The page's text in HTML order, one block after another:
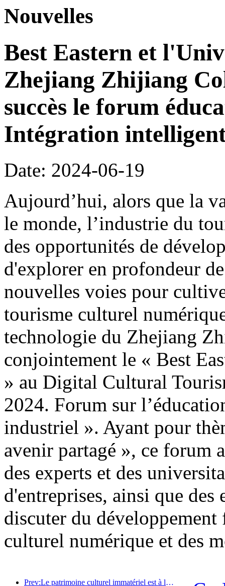
Nouvelles
Best Eastern et
Zhejiang Zhijiang
succès le forum
Intégration
Date: 2024-06-19
Aujourd’hui, alors que la
le monde, l’industrie du
des opportunités de
d'explorer en profondeur
nouvelles voies pour
tourisme culturel
technologie du Zhejiang
conjointement le « Best
» au Digital Cultural
2024. Forum sur
industriel ». Ayant pour
avenir partagé », ce forum
des experts et des
d'entreprises, ainsi que des
discuter du
culturel numérique et des
Prev:Le patrimoine culturel immatériel est à la tête de la mode hôtelière, où seront les prochains hôtels de villégiature haut de gamme ?